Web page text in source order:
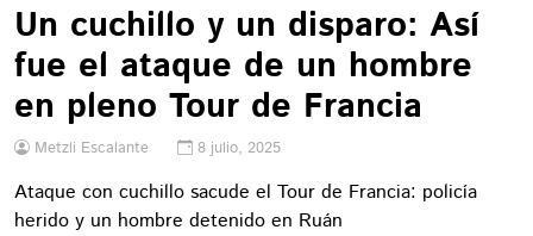
Un cuchillo y un disparo: Así
fue el ataque de un hombre
en pleno Tour de Francia
Metzli Escalante 8 julio, 2025
Ataque con cuchillo sacude el Tour de Francia: policía
herido y un hombre detenido en Ruán